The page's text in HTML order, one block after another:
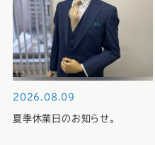
2026.08.09
夏季休業日のお知らせ。